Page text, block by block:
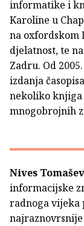
informatike i
Karoline u
na oxfordskom
djelatnost, te
Zadru. Od
izdanja
nekoliko knjiga
mnogobrojnih
Nives
informacijske
radnoga vijeka
najraznovrsnije